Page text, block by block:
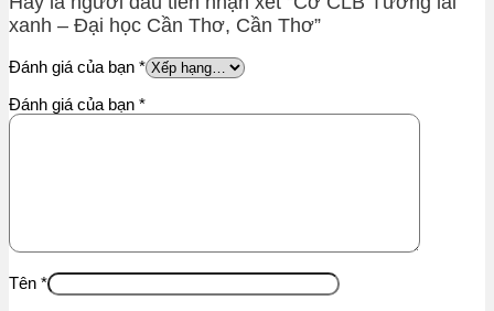
xanh – Đại học Cần Thơ, Cần Thơ”
Đánh giá của bạn *
Đánh giá của bạn *
Tên *